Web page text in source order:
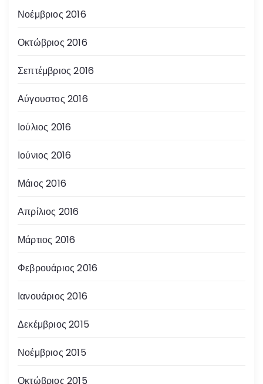
Νοέμβριος 2016
Οκτώβριος 2016
Σεπτέμβριος 2016
Αύγουστος 2016
Ιούλιος 2016
Ιούνιος 2016
Μάιος 2016
Απρίλιος 2016
Μάρτιος 2016
Φεβρουάριος 2016
Ιανουάριος 2016
Δεκέμβριος 2015
Νοέμβριος 2015
Οκτώβριος 2015